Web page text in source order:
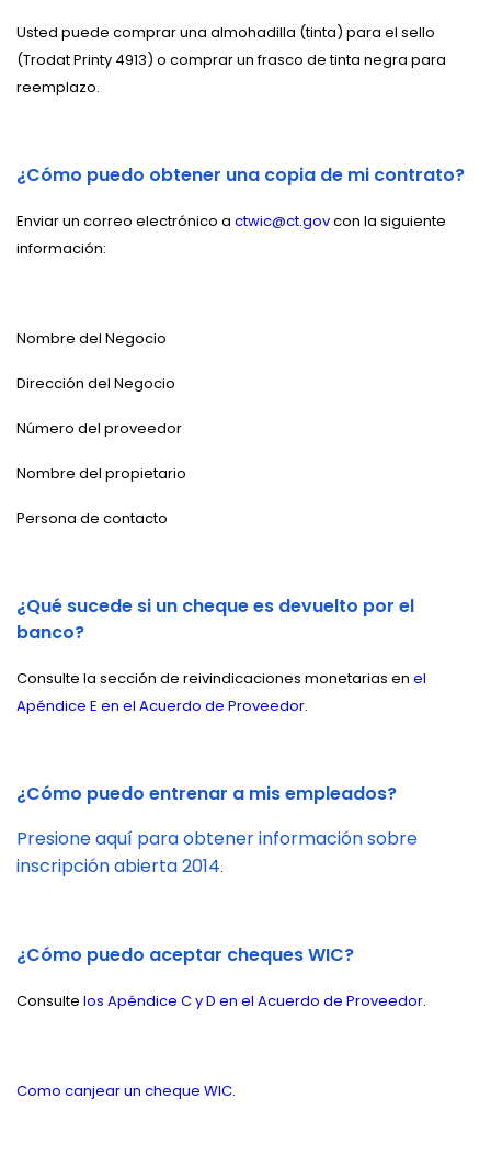
Usted puede comprar una almohadilla (tinta) para el sello
(Trodat Printy 4913) o comprar un frasco de tinta negra para
reemplazo.
¿Cómo puedo obtener una copia de mi contrato?
Enviar un correo electrónico a ctwic@ct.govcon la siguiente
información:
Nombre del Negocio
Dirección del Negocio
Número del proveedor
Nombre del propietario
Persona de contacto
¿Qué sucede si un cheque es devuelto por el
banco?
Consulte la sección de reivindicaciones monetarias en el
Apéndice E en el Acuerdo de Proveedor.
¿Cómo puedo entrenar a mis empleados?
Presione aquí para obtener información sobre
inscripción abierta 2014.
¿Cómo puedo aceptar cheques WIC?
Consulte los Apéndice C y D en el Acuerdo de Proveedor.
Como canjear un cheque WIC.